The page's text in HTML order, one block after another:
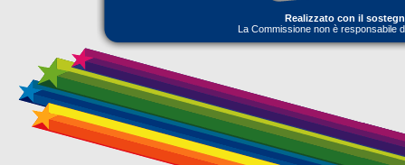
Realizzato con il
La Commissione non è responsabile